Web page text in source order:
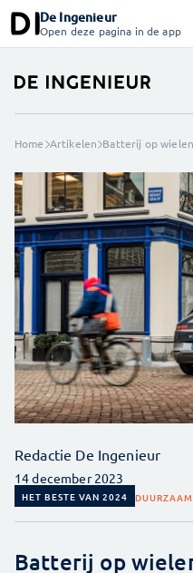
De Ingenieur
Open deze pagina in de app
Home Artikelen Batterij op wielen
Redactie De Ingenieur
14 december 2023
HET BESTE VAN 2024
Batterij op